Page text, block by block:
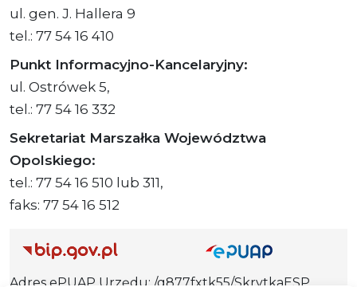
ul. gen. J. Hallera 9
tel.: 77 54 16 410
Punkt Informacyjno-Kancelaryjny:
ul. Ostrówek 5,
tel.: 77 54 16 332
Sekretariat Marszałka Województwa
Opolskiego:
tel.: 77 54 16 510 lub 311,
faks: 77 54 16 512
Adres ePUAP Urzędu: /q877fxtk55/SkrytkaESP